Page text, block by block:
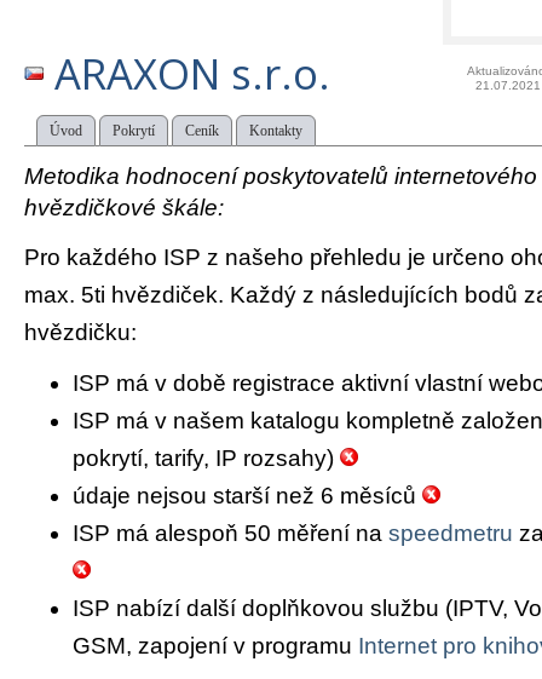
ARAXON s.r.o.
21.07.2021
Úvod Pokrytí Ceník Kontakty
Metodika hodnocení poskytovatelů
hvězdičkové škále:
Pro každého ISP z našeho přehledu je určeno
max. 5ti hvězdiček. Každý z následujících bodů
hvězdičku:
ISP má v době registrace aktivní vlastní
ISP má v našem katalogu kompletně
pokrytí, tarify, IP rozsahy)
údaje nejsou starší než 6 měsíců
ISP má alespoň 50 měření na speedmetru
ISP nabízí další doplňkovou službu (IPTV,
GSM, zapojení v programu Internet pro